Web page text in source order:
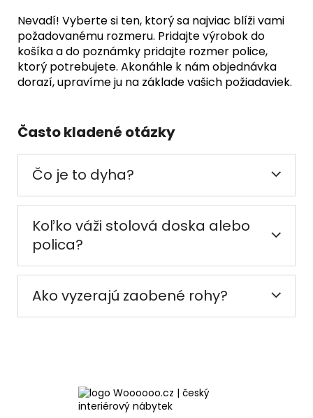
Nevadí! Vyberte si ten, ktorý sa najviac blíži vami
požadovanému rozmeru. Pridajte výrobok do
košíka a do poznámky pridajte rozmer police,
ktorý potrebujete. Akonáhle k nám objednávka
dorazí, upravíme ju na základe vašich požiadaviek.
Často kladené otázky
Čo je to dyha?
Koľko váži stolová doska alebo
polica?
Ako vyzerajú zaobené rohy?